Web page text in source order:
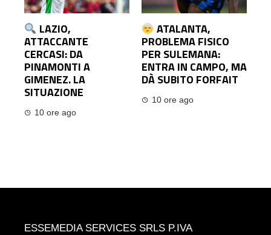
LAZIO,
ATTACCANTE
CERCASI: DA
PINAMONTI A
GIMENEZ. LA
SITUAZIONE
10 ore ago
ATALANTA,
PROBLEMA FISICO
PER SULEMANA:
ENTRA IN CAMPO, MA
DÀ SUBITO FORFAIT
10 ore ago
ESSEMEDIA SERVICES SRLS P.IVA